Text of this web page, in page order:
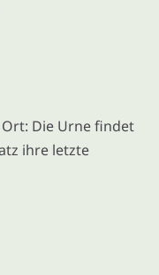
Die Urne findet
ihre letzte